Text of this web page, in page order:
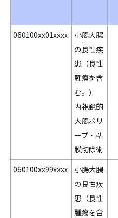
060100xx01xxxx
小腸大腸
の良性疾
患（良性
腫瘍を含
む。）
内視鏡的
大腸ポリ
ープ・粘
膜切除術
060100xx99xxxx
小腸大腸
の良性疾
患（良性
腫瘍を含